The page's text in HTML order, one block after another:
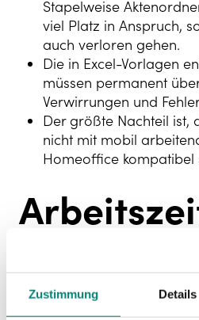
Zustimmung Details
Stapelweise
viel Platz in Anspruch,
auch verloren gehen.
Die in Excel-Vorlagen
müssen permanent
Verwirrungen und
Der größte Nachteil ist,
nicht mit mobil
Homeoffice kompatibel
ungs